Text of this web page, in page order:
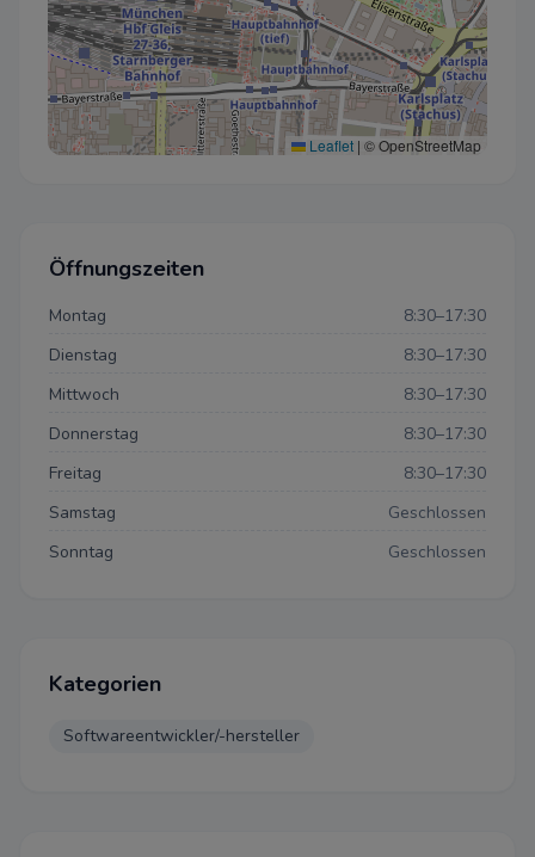
Leaflet | © OpenStreetMap
Öffnungszeiten
Montag
8:30–17:30
Dienstag
8:30–17:30
Mittwoch
8:30–17:30
Donnerstag
8:30–17:30
Freitag
8:30–17:30
Samstag
Geschlossen
Sonntag
Geschlossen
Kategorien
Softwareentwickler/-hersteller